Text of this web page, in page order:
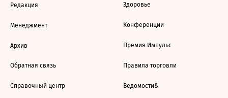
Редакция
Менеджмент
Архив
Обратная связь
Справочный центр
Здоровье
Конференции
Премия Импульс
Правила торговли
Ведомости&